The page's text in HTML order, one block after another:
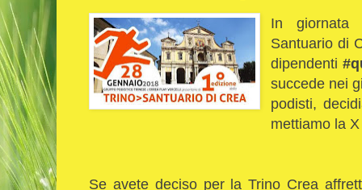
In
Santuario di
dipendenti
succede nei
podisti,
mettiamo la
Se avete deciso per la Trino Crea